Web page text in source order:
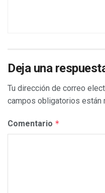
Deja una
Tu dirección de correo
campos obligatorios están
Comentario *